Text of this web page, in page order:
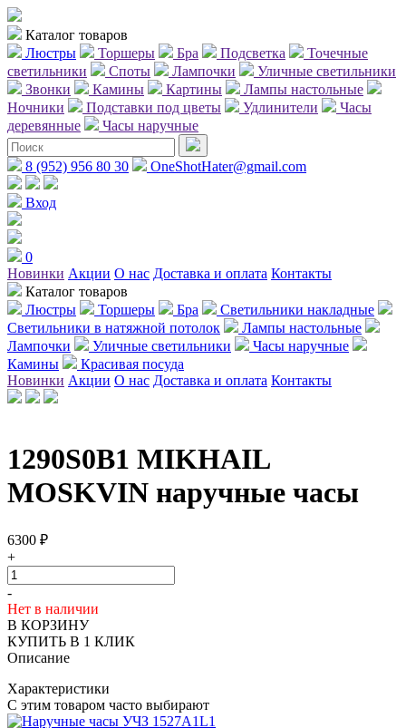
Каталог товаров
Люстры
Торшеры Бра Подсветка
Точечные
светильники
Споты Лампочки
Уличные светильники
Звонки
Камины Картины
Лампы настольные
Ночники
Подставки под цветы Удлинители
Часы
деревянные
Часы наручные
8 (952) 956 80 30 OneShotHater@gmail.com
Вход
0
Новинки Акции О нас Доставка и оплата Контакты
Каталог товаров
Люстры
Торшеры Бра
Светильники накладные
Светильники в натяжной потолок
Лампы настольные
Лампочки
Уличные светильники
Часы наручные
Камины
Красивая посуда
Новинки Акции О нас Доставка и оплата Контакты
1290S0B1 MIKHAIL
MOSKVIN наручные часы
6300 ₽
+
-
Нет в наличии
В КОРЗИНУ
КУПИТЬ В 1 КЛИК
Описание
Характеристики
С этим товаром часто выбирают